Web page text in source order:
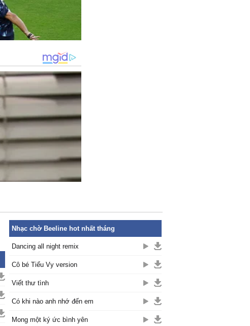
Nhạc chờ Beeline hot nhất tháng
Dancing all night remix
Cô bé Tiểu Vy version
Viết thư tình
Có khi nào anh nhớ đến em
Mong một ký ức bình yên